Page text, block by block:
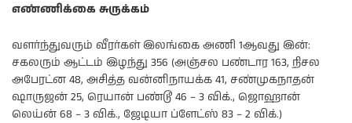
எண்ணிக்கை சுருக்கம்
வளர்ந்துவரும் வீரர்கள் இலங்கை அணி 1ஆவது இன்:
சகலரும் ஆட்டம் இழந்து 356 (அஞ்சல பண்டார 163, நிசல
அபேரட்ன 48, அசித்த வன்னிநாயக்க 41, சண்முகநாதன்
ஷாருஜன் 25, ரெயான் பண்டூ 46 – 3 விக்., ஜொஹான்
லெய்ன் 68 – 3 விக்., ஜேடியா ப்ளேட்ஸ் 83 – 2 விக்.)